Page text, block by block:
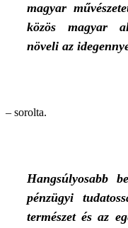
magyar
közös magyar
növeli az
– sorolta.
Hangsúlyosabb
pénzügyi
természet és az